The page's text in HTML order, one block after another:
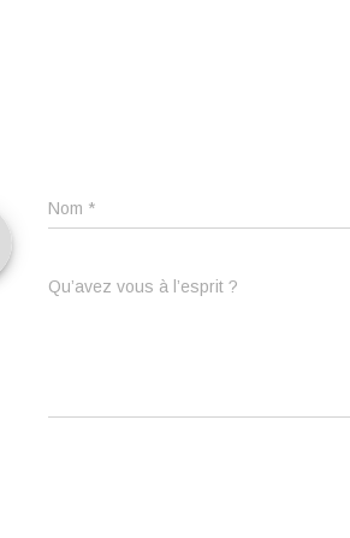
Nom *
Qu’avez vous à l’esprit ?